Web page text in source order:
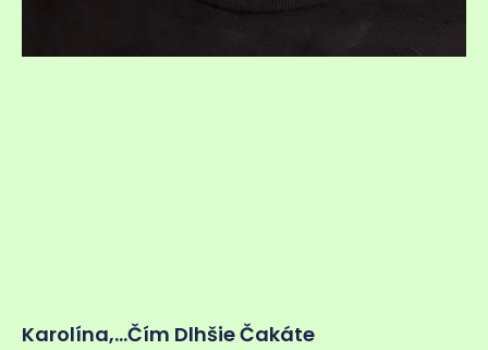
Karolína,…čím Dlhšie Čakáte